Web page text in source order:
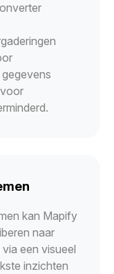
kan Mapify
naar
een visueel
inzichten